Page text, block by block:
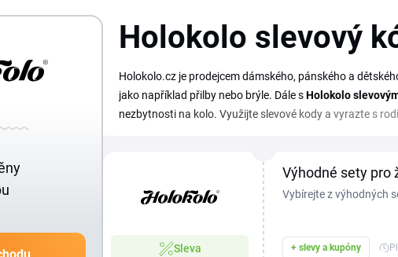
Holokolo slevový
Holokolo.cz je prodejcem dámského, pánského a
jako například přilby nebo brýle. Dále sHolokolo
nezbytnosti na kolo. Využijte slevové kody a vyrazte s
Sleva
Výhodné sety pro
Vybírejte z výhodných
+ slevy a kupóny